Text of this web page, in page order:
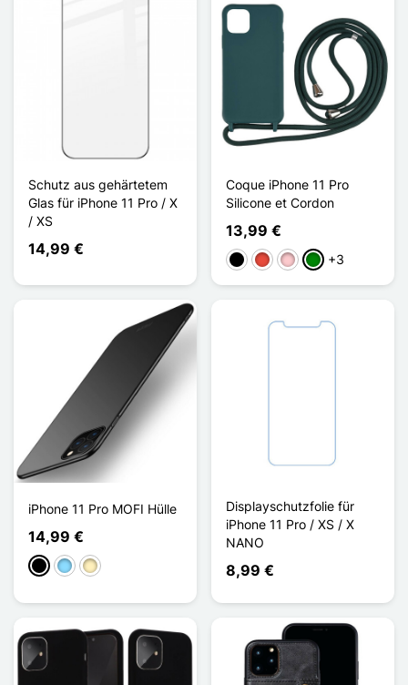
Schutz aus gehärtetem
Glas für iPhone 11 Pro / X
/ XS
14,99 €
Coque iPhone 11 Pro
Silicone et Cordon
13,99 €
Schwarz
Rot PinkGrün+3
iPhone 11 Pro MOFI Hülle
14,99 €
Schwarz
HellblauGolden
Displayschutzfolie für
iPhone 11 Pro / XS / X
NANO
8,99 €